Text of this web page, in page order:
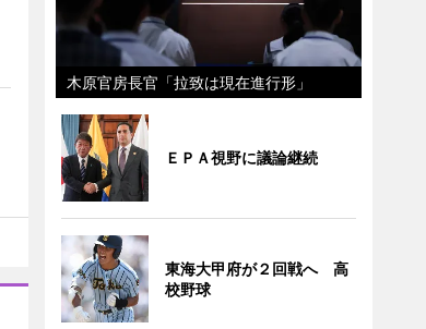
木原官房長官「拉致は現在進行形」
ＥＰＡ視野に議論継続
東海大甲府が２回戦へ 高
校野球